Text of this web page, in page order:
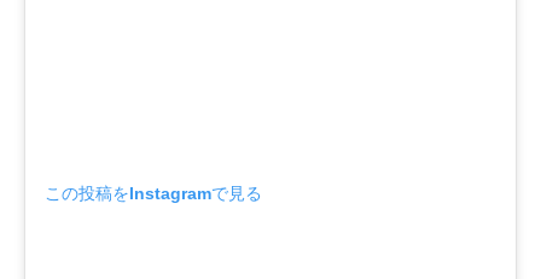
この投稿をInstagramで見る